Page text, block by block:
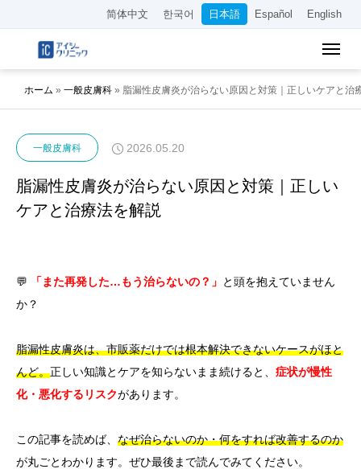
简体中文 한국어 日本語 Español English
ホーム » 一般皮膚科 » 脂漏性皮膚炎が治らない原因と対策｜正しいケアと治
一般皮膚科 2026.05.20
脂漏性皮膚炎が治らない原因と対策｜正しい
ケアと治療法を解説
💬 「また再発した…もう治らないの？」 と頭を抱えていません
か？
脂漏性皮膚炎は、市販薬だけでは根本解決できないケースがほと
んど。正しい知識とケアを知らないまま続けると、 症状が慢性
化・悪化するリスクがあります。
この記事を読めば、 なぜ治らないのか・何をすれば改善するのか
が丸ごとわかります。ぜひ最後まで読んでみてください。